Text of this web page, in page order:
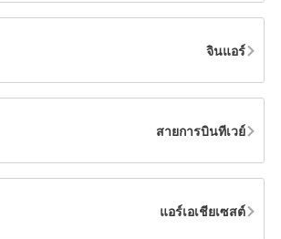
จินแอร์
สายการบินทีเวย์
แอร์เอเชียเซสต์